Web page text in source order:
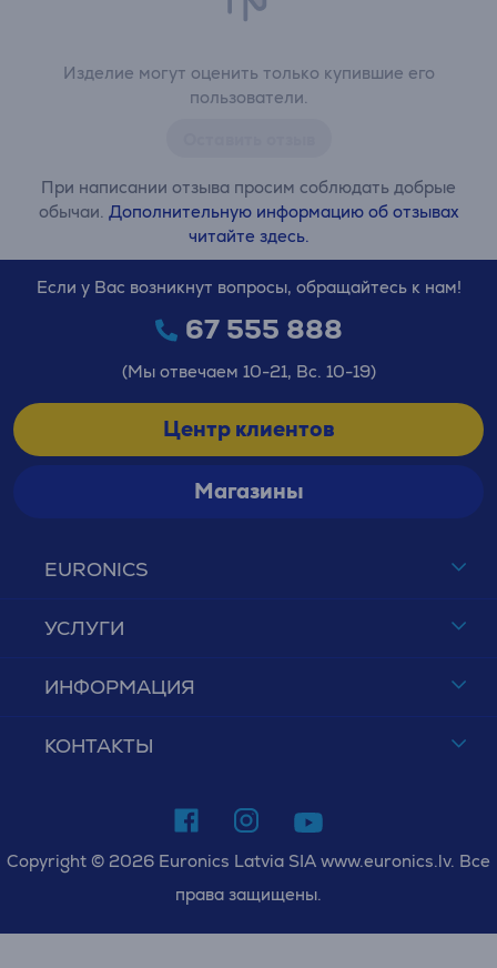
Изделие могут оценить только купившие его
пользователи.
При написании отзыва просим соблюдать добрые
обычаи. Дополнительную информацию об отзывах
читайте здесь.
EURONICS
УСЛУГИ
ИНФОРМАЦИЯ
КОНТАКТЫ
Если у Вас возникнут вопросы, обращайтесь к нам!
67 555 888
(Мы отвечаем 10-21, Вс. 10-19)
Центр клиентов
Магазины
Copyright © 2026 Euronics Latvia SIA www.euronics.lv. Все
права защищены.